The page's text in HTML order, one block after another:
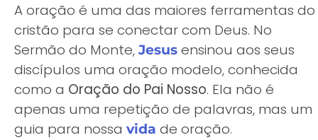
A oração é uma das maiores ferramentas do
cristão para se conectar com Deus. No
Sermão do Monte, Jesus ensinou aos seus
discípulos uma oração modelo, conhecida
como a Oração do Pai Nosso. Ela não é
apenas uma repetição de palavras, mas um
guia para nossa vida de oração.